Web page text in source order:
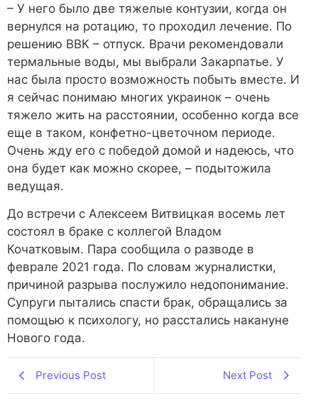
– У него было две тяжелые контузии, когда он
вернулся на ротацию, то проходил лечение. По
решению ВВК – отпуск. Врачи рекомендовали
термальные воды, мы выбрали Закарпатье. У
нас была просто возможность побыть вместе. И
я сейчас понимаю многих украинок – очень
тяжело жить на расстоянии, особенно когда все
еще в таком, конфетно-цветочном периоде.
Очень жду его с победой домой и надеюсь, что
она будет как можно скорее, – подытожила
ведущая.
До встречи с Алексеем Витвицкая восемь лет
состоял в браке с коллегой Владом
Кочатковым. Пара сообщила о разводе в
феврале 2021 года. По словам журналистки,
причиной разрыва послужило недопонимание.
Супруги пытались спасти брак, обращались за
помощью к психологу, но расстались накануне
Нового года.
Previous Post Next Post